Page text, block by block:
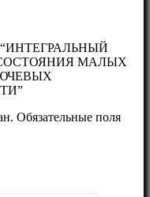
о “ИНТЕГРАЛЬНЫЙ
МАЛЫХ
Обязательные поля